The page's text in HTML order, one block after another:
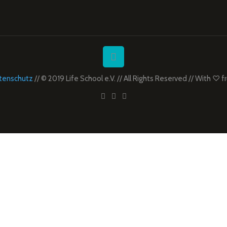
// © 2019 Life School e.V. // All Rights Reserved // With ♡